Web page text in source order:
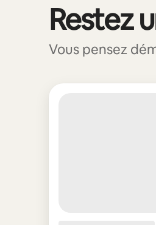
Restez
Vous pensez
0 article sur 0 est affiché.